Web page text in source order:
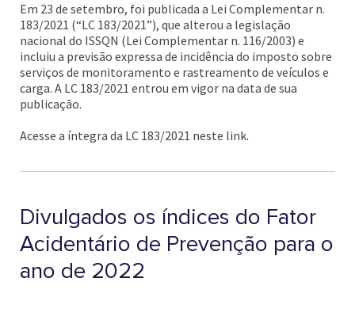
Em 23 de setembro, foi publicada a Lei Complementar n.
183/2021 (“LC 183/2021”), que alterou a legislação
nacional do ISSQN (Lei Complementar n. 116/2003) e
incluiu a previsão expressa de incidência do imposto sobre
serviços de monitoramento e rastreamento de veículos e
carga. A LC 183/2021 entrou em vigor na data de sua
publicação.
Acesse a íntegra da LC 183/2021 neste link.
Divulgados os índices do Fator
Acidentário de Prevenção para o
ano de 2022